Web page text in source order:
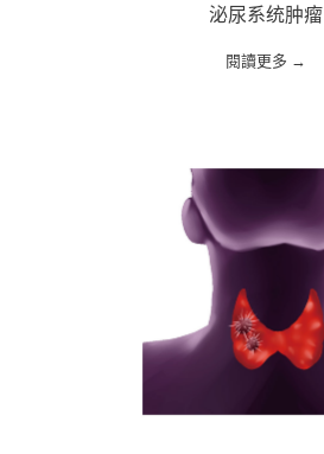
泌尿系统肿瘤
閱讀更多 →